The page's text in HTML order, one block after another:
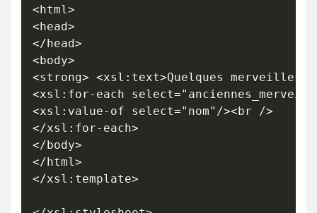
<html>
<head>
</head>
<body>
<strong> <xsl:text>Quelques
<xsl:for-each
<xsl:value-of select="nom"/><br />
</xsl:for-each>
</body>
</html>
</xsl:template>